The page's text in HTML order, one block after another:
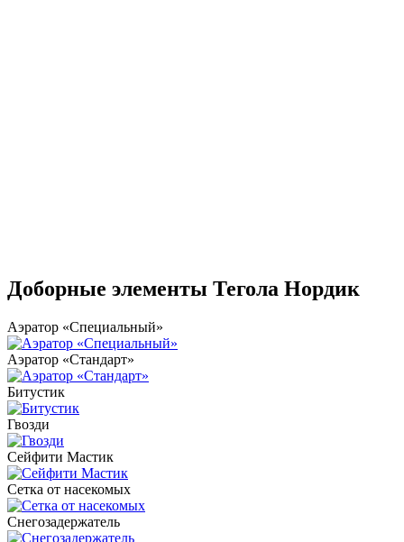
Доборные элементы Тегола Нордик
Аэратор «Специальный»
Аэратор «Стандарт»
Битустик
Гвозди
Сейфити Мастик
Сетка от насекомых
Снегозадержатель